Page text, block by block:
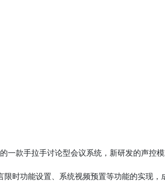
款手拉手讨论型会议系统，新研发的声控
时功能设置、系统视频预置等功能的实现，